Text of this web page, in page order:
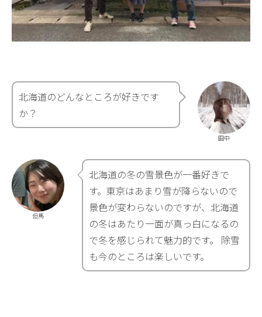
田中
北海道のどんなところが好きです
か？
但馬
北海道の冬の雪景色が一番好きで
す。東京はあまり雪が降らないので
景色が変わらないのですが、北海道
の冬はあたり一面が真っ白になるの
で冬を感じられて魅力的です。 除雪
も今のところは楽しいです。